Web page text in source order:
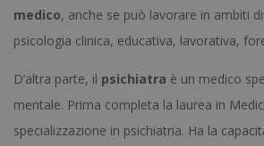
medico, anche se può lavorare in ambiti
psicologia clinica, educativa, lavorativa,
D’altra parte, il psichiatra è un medico
mentale. Prima completa la laurea in
specializzazione in psichiatria. Ha la